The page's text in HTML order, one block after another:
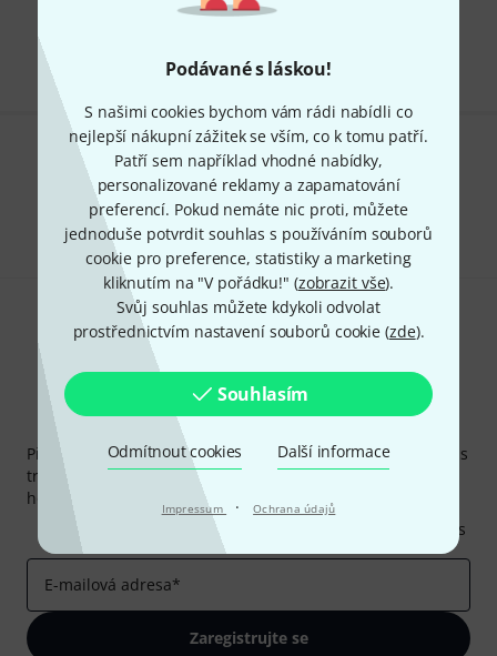
Podávané s láskou!
S našimi cookies bychom vám rádi nabídli co
nejlepší nákupní zážitek se vším, co k tomu patří.
Patří sem například vhodné nabídky,
personalizované reklamy a zapamatování
preferencí. Pokud nemáte nic proti, můžete
jednoduše potvrdit souhlas s používáním souborů
cookie pro preference, statistiky a marketing
kliknutím na "V pořádku!" (zobrazit vše).
Svůj souhlas můžete kdykoli odvolat
prostřednictvím nastavení souborů cookie (zde).
Souhlasím
Odmítnout cookies Další informace
Impressum · Ochrana údajů
Doprava zdarma nad 4 900 Kč
Líbí se Vám, co vidíte?
Sdílet Nápověda a zpětná vazba
Thomann newsletter
Přihlaste se k odběru Thomann newsletteru v angličtině a s
trochou štěstí vyhrajte jeden z
50 dárkových kupónů
hodnotě
Inspirativní příspěvky
Thomann Insights
E-mailová adresa*
Zaregistrujte se